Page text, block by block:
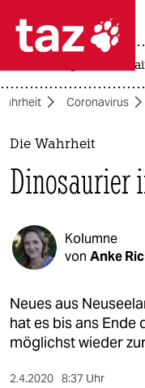
 taz
themen
politik
öko
gesellschaft
kultur
sport
krieg in der
Coronavirus
Die Wahrheit
Dinosaurier
Kolumne
von Anke
Neues aus
hat es bis ans Ende
möglichst wieder
2.4.2020 8:37 Uhr